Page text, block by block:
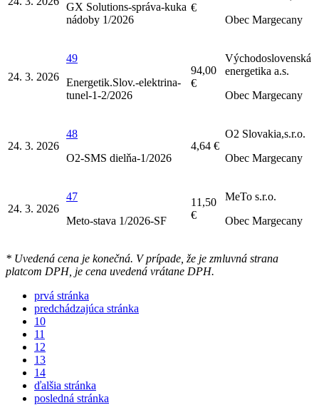
GX Solutions-správa-kuka
nádoby 1/2026
€
Obec Margecany
24. 3. 2026
49
Energetik.Slov.-elektrina-
tunel-1-2/2026
94,00
€
Východoslovenská
energetika a.s.
Obec Margecany
24. 3. 2026
48
O2-SMS dielňa-1/2026
4,64 €
O2 Slovakia,s.r.o.
Obec Margecany
24. 3. 2026
47
Meto-stava 1/2026-SF
11,50
€
MeTo s.r.o.
Obec Margecany
* Uvedená cena je konečná. V prípade, že je zmluvná strana
platcom DPH, je cena uvedená vrátane DPH.
prvá stránka
predchádzajúca stránka
10
11
12
13
14
ďalšia stránka
posledná stránka